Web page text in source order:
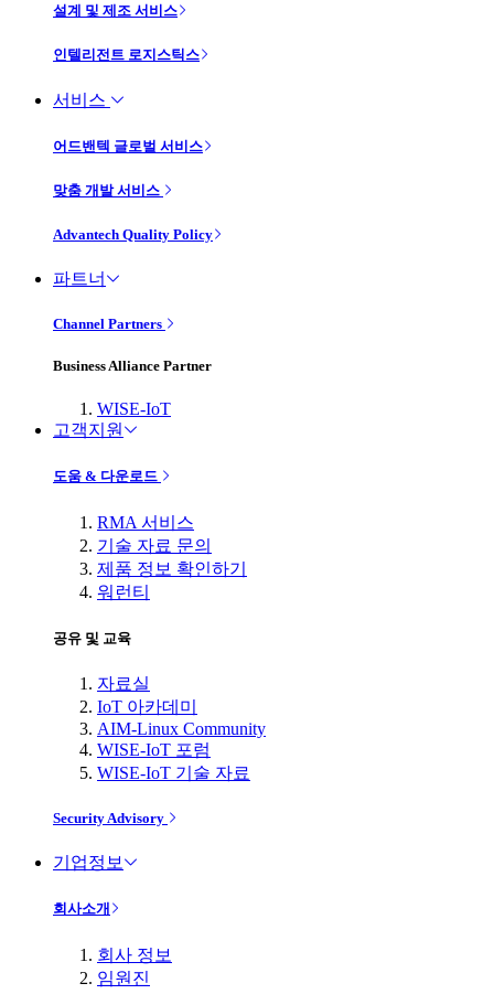
설계 및 제조 서비스
인텔리전트 로지스틱스
서비스
어드밴텍 글로벌 서비스
맞춤 개발 서비스
Advantech Quality Policy
파트너
Channel Partners
Business Alliance Partner
WISE-IoT
고객지원
도움 & 다운로드
RMA 서비스
기술 자료 문의
제품 정보 확인하기
워런티
공유 및 교육
자료실
IoT 아카데미
AIM-Linux Community
WISE-IoT 포럼
WISE-IoT 기술 자료
Security Advisory
기업정보
회사소개
회사 정보
임원진